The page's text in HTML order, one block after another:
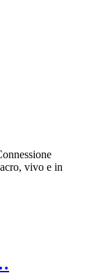
vivo e in